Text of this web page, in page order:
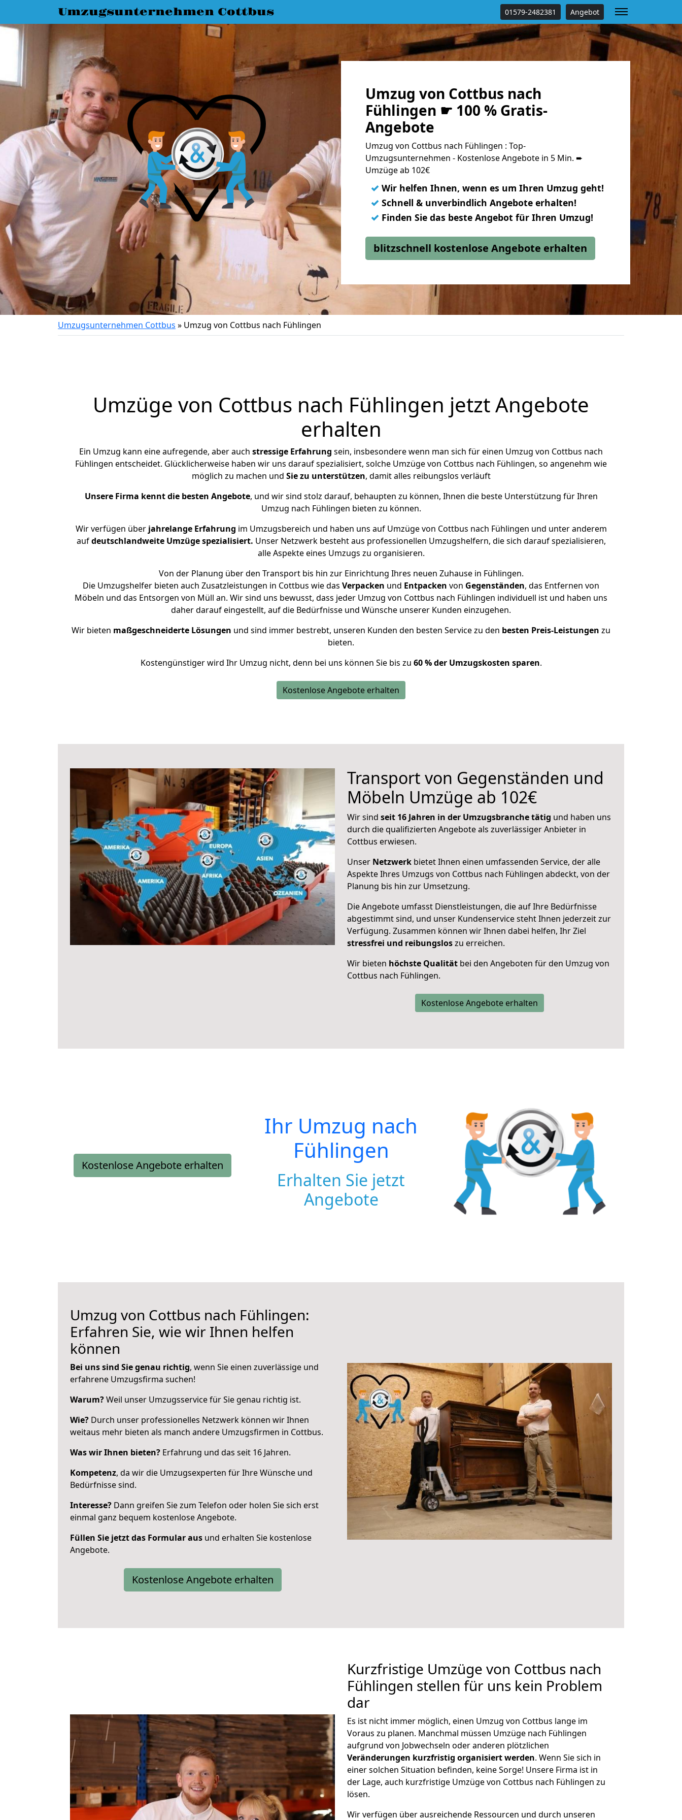
Umzugsunternehmen Cottbus 01579-2482381 Angebot
Umzug von Cottbus nach
Fühlingen ☛ 100 % Gratis-
Angebote
Umzug von Cottbus nach Fühlingen : Top-
Umzugsunternehmen - Kostenlose Angebote in 5 Min. ➨
Umzüge ab 102€
✓ Wir helfen Ihnen, wenn es um Ihren Umzug geht!
✓ Schnell & unverbindlich Angebote erhalten!
✓ Finden Sie das beste Angebot für Ihren Umzug!
blitzschnell kostenlose Angebote erhalten
Umzugsunternehmen Cottbus » Umzug von Cottbus nach Fühlingen
Umzüge von Cottbus nach Fühlingen jetzt Angebote
erhalten
Ein Umzug kann eine aufregende, aber auch stressige Erfahrung sein, insbesondere wenn man sich für einen Umzug von Cottbus nach
Fühlingen entscheidet. Glücklicherweise haben wir uns darauf spezialisiert, solche Umzüge von Cottbus nach Fühlingen, so angenehm wie
möglich zu machen und Sie zu unterstützen, damit alles reibungslos verläuft
Unsere Firma kennt die besten Angebote, und wir sind stolz darauf, behaupten zu können, Ihnen die beste Unterstützung für Ihren
Umzug nach Fühlingen bieten zu können.
Wir verfügen überjahrelange Erfahrung im Umzugsbereich und haben uns auf Umzüge von Cottbus nach Fühlingen und unter anderem
aufdeutschlandweite Umzüge spezialisiert. Unser Netzwerk besteht aus professionellen Umzugshelfern, die sich darauf spezialisieren,
alle Aspekte eines Umzugs zu organisieren.
Von der Planung über den Transport bis hin zur Einrichtung Ihres neuen Zuhause in Fühlingen.
Die Umzugshelfer bieten auch Zusatzleistungen in Cottbus wie das Verpacken und Entpacken von Gegenständen, das Entfernen von
Möbeln und das Entsorgen von Müll an. Wir sind uns bewusst, dass jeder Umzug von Cottbus nach Fühlingen individuell ist und haben uns
daher darauf eingestellt, auf die Bedürfnisse und Wünsche unserer Kunden einzugehen.
Wir bieten maßgeschneiderte Lösungen und sind immer bestrebt, unseren Kunden den besten Service zu den besten Preis-Leistungen zu
bieten.
Kostengünstiger wird Ihr Umzug nicht, denn bei uns können Sie bis zu 60 % der Umzugskosten sparen.
Kostenlose Angebote erhalten
Transport von Gegenständen und
Möbeln Umzüge ab 102€
Wir sind seit 16 Jahren in der Umzugsbranche tätig und haben uns
durch die qualifizierten Angebote als zuverlässiger Anbieter in
Cottbus erwiesen.
Unser Netzwerk bietet Ihnen einen umfassenden Service, der alle
Aspekte Ihres Umzugs von Cottbus nach Fühlingen abdeckt, von der
Planung bis hin zur Umsetzung.
Die Angebote umfasst Dienstleistungen, die auf Ihre Bedürfnisse
abgestimmt sind, und unser Kundenservice steht Ihnen jederzeit zur
Verfügung. Zusammen können wir Ihnen dabei helfen, Ihr Ziel
stressfrei und reibungsloszu erreichen.
Wir bieten höchste Qualität bei den Angeboten für den Umzug von
Cottbus nach Fühlingen.
Kostenlose Angebote erhalten
Kostenlose Angebote erhalten
Ihr Umzug nach
Fühlingen
Erhalten Sie jetzt
Angebote
Umzug von Cottbus nach Fühlingen:
Erfahren Sie, wie wir Ihnen helfen
können
Bei uns sind Sie genau richtig, wenn Sie einen zuverlässige und
erfahrene Umzugsfirma suchen!
Warum?Weil unser Umzugsservice für Sie genau richtig ist.
Wie? Durch unser professionelles Netzwerk können wir Ihnen
weitaus mehr bieten als manch andere Umzugsfirmen in Cottbus.
Was wir Ihnen bieten? Erfahrung und das seit 16 Jahren.
Kompetenz, da wir die Umzugsexperten für Ihre Wünsche und
Bedürfnisse sind.
Interesse? Dann greifen Sie zum Telefon oder holen Sie sich erst
einmal ganz bequem kostenlose Angebote.
Füllen Sie jetzt das Formular aus und erhalten Sie kostenlose
Angebote.
Kostenlose Angebote erhalten
Kurzfristige Umzüge von Cottbus nach
Fühlingen stellen für uns kein Problem
dar
Es ist nicht immer möglich, einen Umzug von Cottbus lange im
Voraus zu planen. Manchmal müssen Umzüge nach Fühlingen
aufgrund von Jobwechseln oder anderen plötzlichen
Veränderungen kurzfristig organisiert werden. Wenn Sie sich in
einer solchen Situation befinden, keine Sorge! Unsere Firma ist in
der Lage, auch kurzfristige Umzüge von Cottbus nach Fühlingen zu
lösen.
Wir verfügen über ausreichende Ressourcen und durch unseren